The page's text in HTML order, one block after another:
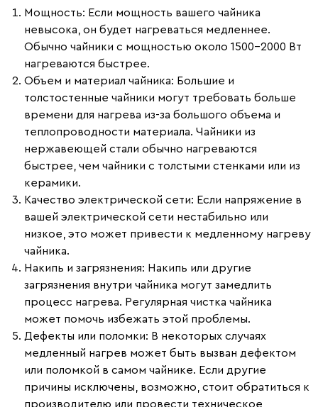
Мощность: Если мощность вашего чайника
невысока, он будет нагреваться медленнее.
Обычно чайники с мощностью около 1500-2000 Вт
нагреваются быстрее.
Объем и материал чайника: Большие и
толстостенные чайники могут требовать больше
времени для нагрева из-за большого объема и
теплопроводности материала. Чайники из
нержавеющей стали обычно нагреваются
быстрее, чем чайники с толстыми стенками или из
керамики.
Качество электрической сети: Если напряжение в
вашей электрической сети нестабильно или
низкое, это может привести к медленному нагреву
чайника.
Накипь и загрязнения: Накипь или другие
загрязнения внутри чайника могут замедлить
процесс нагрева. Регулярная чистка чайника
может помочь избежать этой проблемы.
Дефекты или поломки: В некоторых случаях
медленный нагрев может быть вызван дефектом
или поломкой в самом чайнике. Если другие
причины исключены, возможно, стоит обратиться к
производителю или провести техническое